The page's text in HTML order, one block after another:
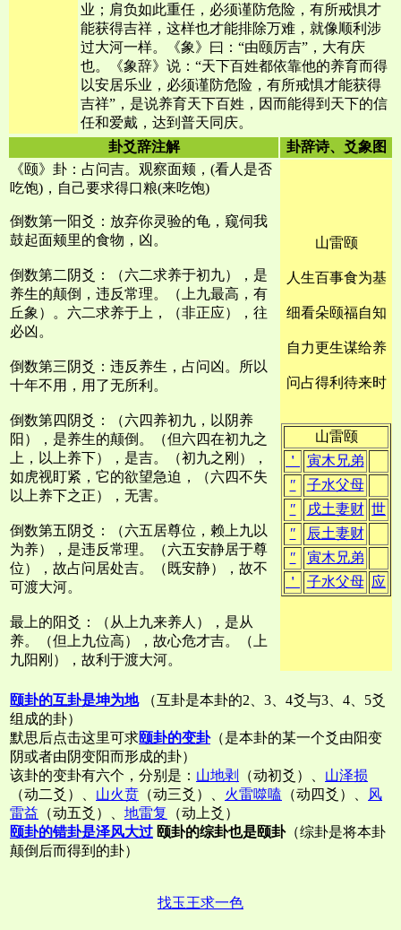
业；肩负如此重任，必须谨防危险，有所戒惧才
能获得吉祥，这样也才能排除万难，就像顺利涉
过大河一样。《象》曰：“由颐厉吉”，大有庆
也。《象辞》说：“天下百姓都依靠他的养育而得
以安居乐业，必须谨防危险，有所戒惧才能获得
吉祥”，是说养育天下百姓，因而能得到天下的信
任和爱戴，达到普天同庆。
卦爻辞注解
卦辞诗、爻象图
《颐》卦：占问吉。观察面颊，(看人是否
吃饱)，自己要求得口粮(来吃饱)
倒数第一阳爻：放弃你灵验的龟，窥伺我
鼓起面颊里的食物，凶。
倒数第二阴爻：（六二求养于初九），是
养生的颠倒，违反常理。（上九最高，有
丘象）。六二求养于上，（非正应），往
必凶。
倒数第三阴爻：违反养生，占问凶。所以
十年不用，用了无所利。
倒数第四阴爻：（六四养初九，以阴养
阳），是养生的颠倒。（但六四在初九之
上，以上养下），是吉。（初九之刚），
如虎视盯紧，它的欲望急迫，（六四不失
以上养下之正），无害。
倒数第五阴爻：（六五居尊位，赖上九以
为养），是违反常理。（六五安静居于尊
位），故占问居处吉。（既安静），故不
可渡大河。
最上的阳爻：（从上九来养人），是从
养。（但上九位高），故心危才吉。（上
九阳刚），故利于渡大河。
山雷颐
人生百事食为基
细看朵颐福自知
自力更生谋给养
问占得利待来时
山雷颐
＇
寅木兄弟
″
子水父母
″
戌土妻财 世
″
辰土妻财
″
寅木兄弟
＇
子水父母 应
颐卦的互卦是坤为地（互卦是本卦的2、3、4爻与3、4、5爻
组成的卦）
默思后点击这里可求颐卦的变卦（是本卦的某一个爻由阳变
阴或者由阴变阳而形成的卦）
该卦的变卦有六个，分别是： 山地剥 （动初爻）、 山泽损
（动二爻）、 山火贲 （动三爻）、 火雷噬嗑 （动四爻）、
风
雷益 （动五爻）、 地雷复
（动上爻）
颐卦的错卦是泽风大过 颐卦的综卦也是颐卦（综卦是将本卦
颠倒后而得到的卦）
找玉王求一色